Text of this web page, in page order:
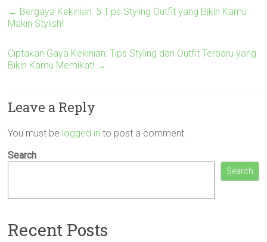
← Bergaya Kekinian: 5 Tips Styling Outfit yang Bikin Kamu
Makin Stylish!
Ciptakan Gaya Kekinian: Tips Styling dan Outfit Terbaru yang
Bikin Kamu Memikat! →
Leave a Reply
You must be logged in to post a comment.
Search
Search
Recent Posts